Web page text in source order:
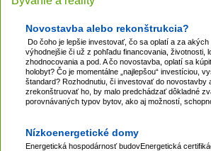
Novostavba alebo rekonštrukcia?
Do čoho je lepšie investovať, čo sa oplatí a za akých
výhodnejšie či už z pohľadu financovania, životnosti,
zhodnocovania a pod. A čo novostavba, oplatí sa
holobyt? Čo je momentálne „najlepšou“ investíciou,
štandard? Rozhodnutiu, či investovať do novostavby
zrekonštruovať ho, by malo predchádzať dôkladné
porovnávaných typov bytov, ako aj možností,
Nízkoenergetické domy
Energetická hospodárnosť budovEnergetická